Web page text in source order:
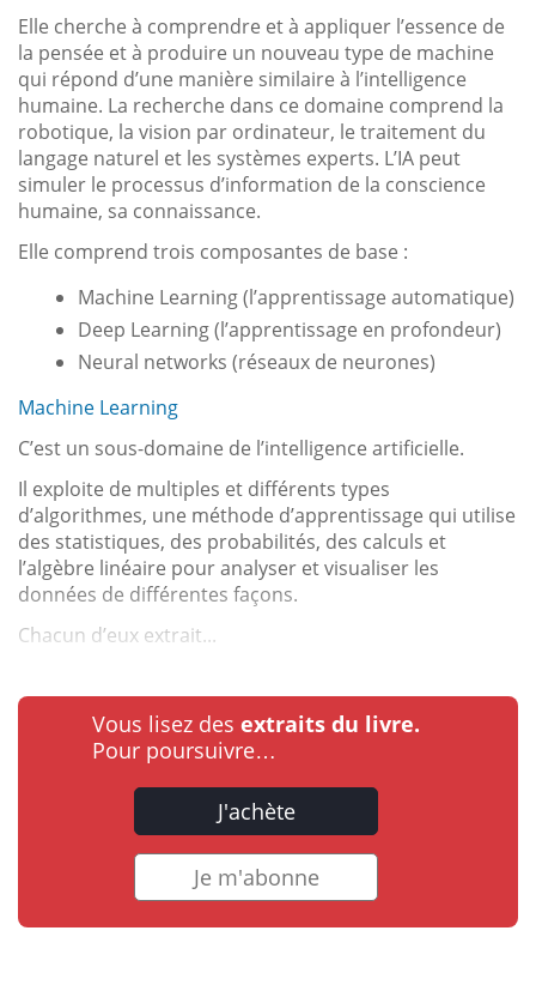
Elle cherche à comprendre et à appliquer l’essence de
la pensée et à produire un nouveau type de machine
qui répond d’une manière similaire à l’intelligence
humaine. La recherche dans ce domaine comprend la
robotique, la vision par ordinateur, le traitement du
langage naturel et les systèmes experts. L’IA peut
simuler le processus d’information de la conscience
humaine, sa connaissance.
Elle comprend trois composantes de base :
Machine Learning (l’apprentissage automatique)
Deep Learning (l’apprentissage en profondeur)
Neural networks (réseaux de neurones)
Machine Learning
C’est un sous-domaine de l’intelligence artificielle.
Il exploite de multiples et différents types
d’algorithmes, une méthode d’apprentissage qui utilise
des statistiques, des probabilités, des calculs et
l’algèbre linéaire pour analyser et visualiser les
données de différentes façons.
Chacun d’eux extrait...
Vous lisez des extraits du livre.
Pour poursuivre…
J'achète
Je m'abonne